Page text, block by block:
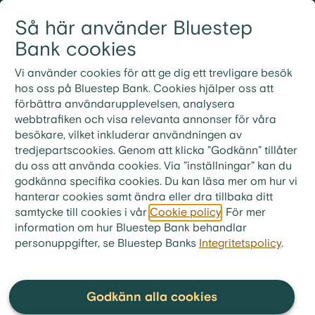
Så här använder Bluestep
Bank cookies
Vi använder cookies för att ge dig ett trevligare besök
hos oss på Bluestep Bank. Cookies hjälper oss att
förbättra användarupplevelsen, analysera
webbtrafiken och visa relevanta annonser för våra
besökare, vilket inkluderar användningen av
tredjepartscookies. Genom att klicka ”Godkänn” tillåter
du oss att använda cookies. Via ”inställningar” kan du
godkänna specifika cookies. Du kan läsa mer om hur vi
hanterar cookies samt ändra eller dra tillbaka ditt
samtycke till cookies i vår Cookie policy . För mer
information om hur Bluestep Bank behandlar
personuppgifter, se Bluestep Banks Integritetspolicy.
Godkänn alla cookies
Meny
bluestep.se Ekonomitips Artiklar
Har jag en